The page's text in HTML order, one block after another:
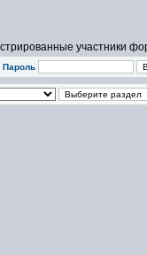
участники
Пароль